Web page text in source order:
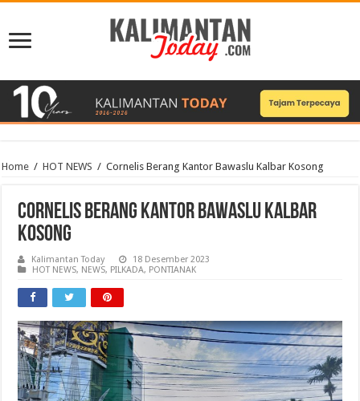
Home / HOT NEWS / Cornelis Berang Kantor Bawaslu Kalbar Kosong
Cornelis Berang Kantor Bawaslu Kalbar
Kosong
Kalimantan Today
18 Desember 2023
HOT NEWS, NEWS, PILKADA, PONTIANAK